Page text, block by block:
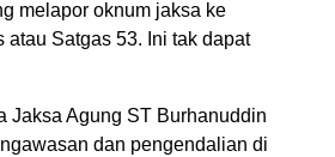
melapor oknum jaksa ke
atau Satgas 53. Ini tak dapat
Jaksa Agung ST Burhanuddin
dan pengendalian di